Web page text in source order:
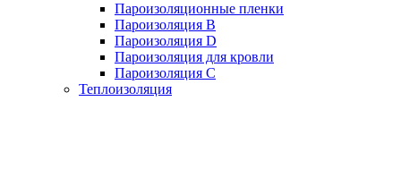
Пароизоляционные пленки
Пароизоляция B
Пароизоляция D
Пароизоляция для кровли
Пароизоляция С
Теплоизоляция